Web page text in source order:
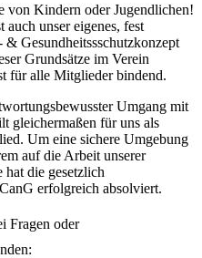
von Kindern oder Jugendlichen!
unser eigenes, fest
Gesundheitssschutzkonzept
Grundsätze im Verein
für alle Mitglieder bindend.
Umgang mit
gleichermaßen für uns als
Um eine sichere Umgebung
auf die Arbeit unserer
hat die gesetzlich
erfolgreich absolviert.
Fragen oder